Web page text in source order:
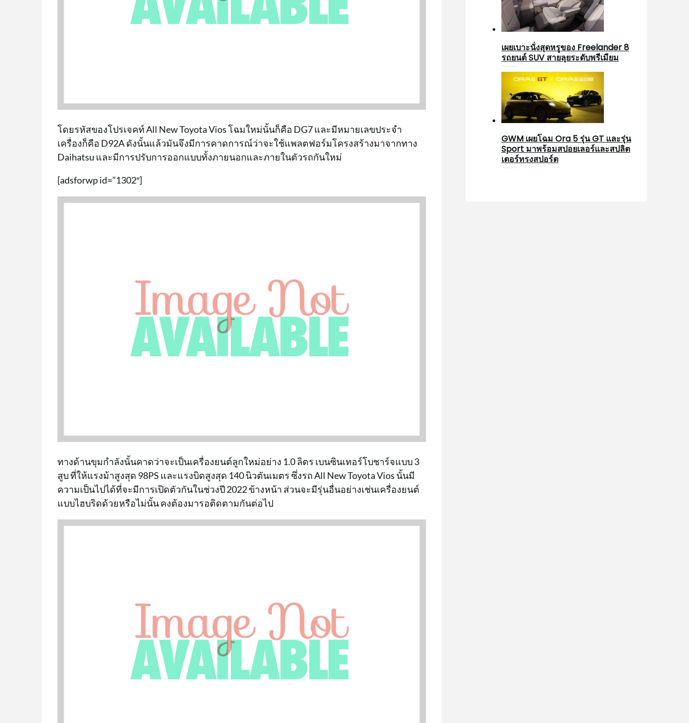
โดยรหัสของโปรเจคท์ All New Toyota Vios โฉมใหม่นั้นก็คือ DG7 และมีหมายเลขประจำ
เครื่องก็คือ D92A ดังนั้นแล้วมันจึงมีการคาดการณ์ว่าจะใช้แพลตฟอร์มโครงสร้างมาจากทาง
Daihatsu และมีการปรับการออกแบบทั้งภายนอกและภายในตัวรถกันใหม่
[adsforwp id=”1302″]
ทางด้านขุมกำลังนั้นคาดว่าจะเป็นเครื่องยนต์ลูกใหม่อย่าง 1.0 ลิตร เบนซินเทอร์โบชาร์จแบบ 3
สูบ ที่ให้แรงม้าสูงสุด 98PS และแรงบิดสูงสุด 140 นิวตันเมตร ซึ่งรถ All New Toyota Vios นั้นมี
ความเป็นไปได้ที่จะมีการเปิดตัวกันในช่วงปี 2022 ข้างหน้า ส่วนจะมีรุ่นอื่นอย่างเช่นเครื่องยนต์
แบบไฮบริดด้วยหรือไม่นั้น คงต้องมารอติดตามกันต่อไป
เผยเบาะนั่งสุดหรูของ Freelander 8
รถยนต์ SUV สายลุยระดับพรีเมียม
GWM เผยโฉม Ora 5 รุ่น GT และรุ่น
Sport มาพร้อมสปอยเลอร์และสปลิต
เตอร์ทรงสปอร์ต